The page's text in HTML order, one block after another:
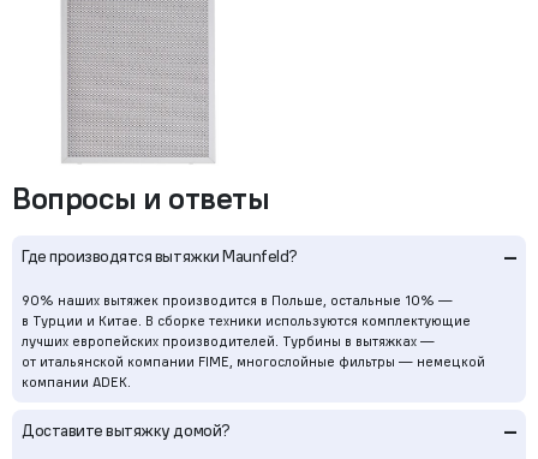
Вопросы и ответы
Где производятся вытяжки Maunfeld? –
90% наших вытяжек производится в Польше, остальные 10% —
в Турции и Китае. В сборке техники используются комплектующие
лучших европейских производителей. Турбины в вытяжках —
от итальянской компании FIME, многослойные фильтры — немецкой
компании ADEK.
Доставите вытяжку домой? –